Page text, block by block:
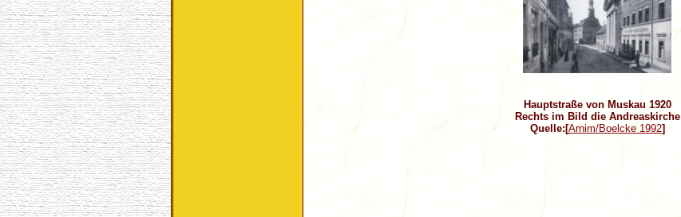
Hauptstraße von Muskau 1920
Rechts im Bild die Andreaskirche
Quelle:[Arnim/Boelcke 1992]